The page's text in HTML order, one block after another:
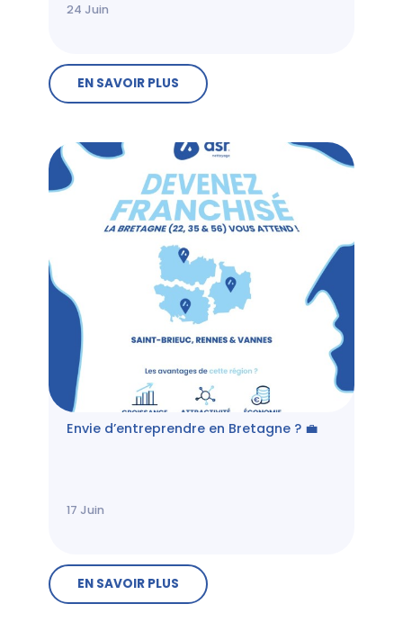
24 Juin
EN SAVOIR PLUS
Envie d’entreprendre en Bretagne ? 💼
17 Juin
EN SAVOIR PLUS